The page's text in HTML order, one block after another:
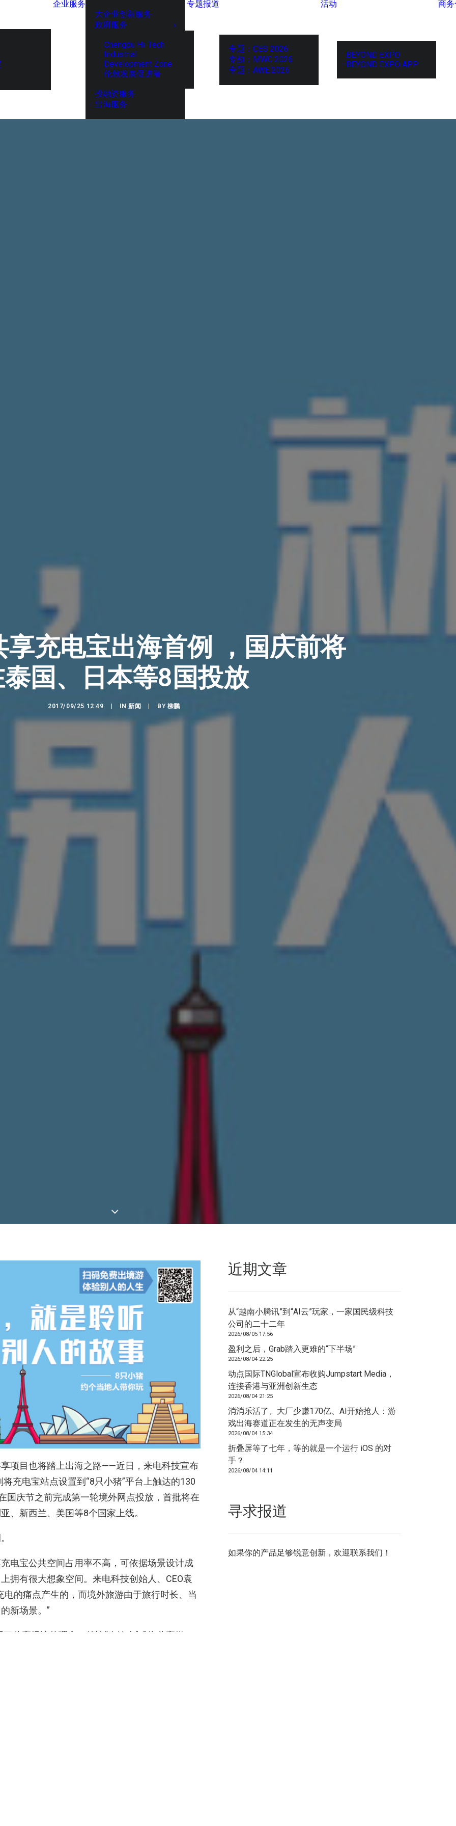
企业服务
大企业创新服务
政府服务
Chengdu Hi-Tech
Industrial
Development Zone
伦敦发展促进署
投融资服务
出海服务
专题报道
专题：CES 2026
专题：MWC 2026
专题：AWE 2026
活动
BEYOND EXPO
BEYOND EXPO APP
商
享充电宝出海首例 ，国庆前将
国、日本等8国投放
2017/09/25 12:49 IN新闻 BY 柳鹏
项目也将踏上出海之路——近日，来电科技宣布
充电宝站点设置到“8只小猪”平台上触达的130
国庆节之前完成第一轮境外网点投放，首批将在
、新西兰、美国等8个国家上线。
电宝公共空间占用率不高，可依据场景设计成
拥有很大想象空间。来电科技创始人、CEO袁
的痛点产生的，而境外旅游由于旅行时长、当
新场景。”
共享经济的理念，其让“当地人”成为共享媒
近期文章
从“越南小腾讯”到“AI云”玩家，一家国民级科技
公司的二十二年
2026/08/05 17:56
盈利之后，Grab踏入更难的“下半场”
2026/08/04 22:25
动点国际TNGlobal宣布收购Jumpstart Media，
连接香港与亚洲创新生态
2026/08/04 21:25
消消乐活了、大厂少赚170亿、AI开始抢人：游
戏出海赛道正在发生的无声变局
2026/08/04 15:34
折叠屏等了七年，等的就是一个运行 iOS 的对
手？
2026/08/04 14:11
寻求报道
如果你的产品足够锐意创新，欢迎联系我们 ！